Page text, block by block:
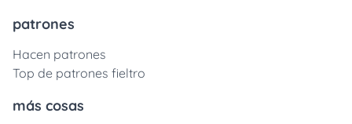
patrones
Hacen patrones
Top de patrones fieltro
más cosas